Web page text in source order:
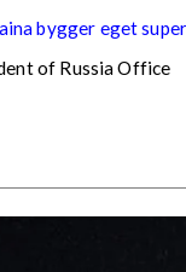
bygger eget
of Russia Office